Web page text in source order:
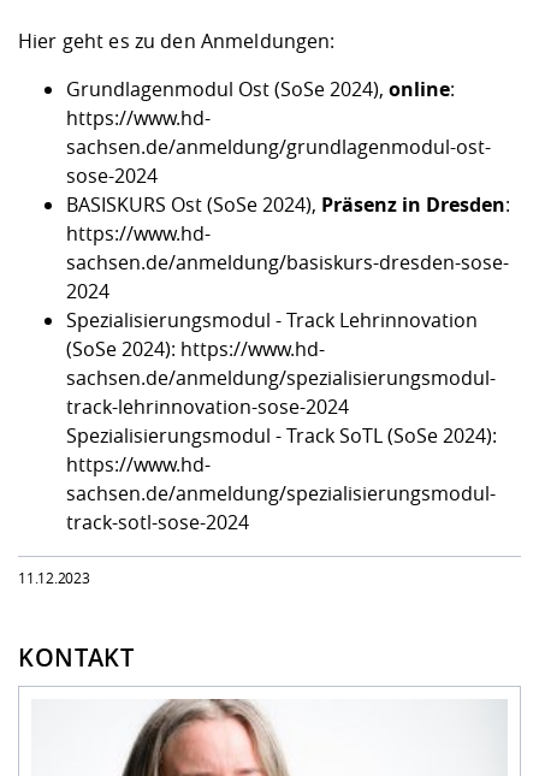
Hier geht es zu den Anmeldungen:
Grundlagenmodul Ost (SoSe 2024), online:
https://www.hd-
sachsen.de/anmeldung/grundlagenmodul-ost-
sose-2024
BASISKURS Ost (SoSe 2024), Präsenz in Dresden:
https://www.hd-
sachsen.de/anmeldung/basiskurs-dresden-sose-
2024
Spezialisierungsmodul - Track Lehrinnovation
(SoSe 2024): https://www.hd-
sachsen.de/anmeldung/spezialisierungsmodul-
track-lehrinnovation-sose-2024
Spezialisierungsmodul - Track SoTL (SoSe 2024):
https://www.hd-
sachsen.de/anmeldung/spezialisierungsmodul-
track-sotl-sose-2024
11.12.2023
KONTAKT